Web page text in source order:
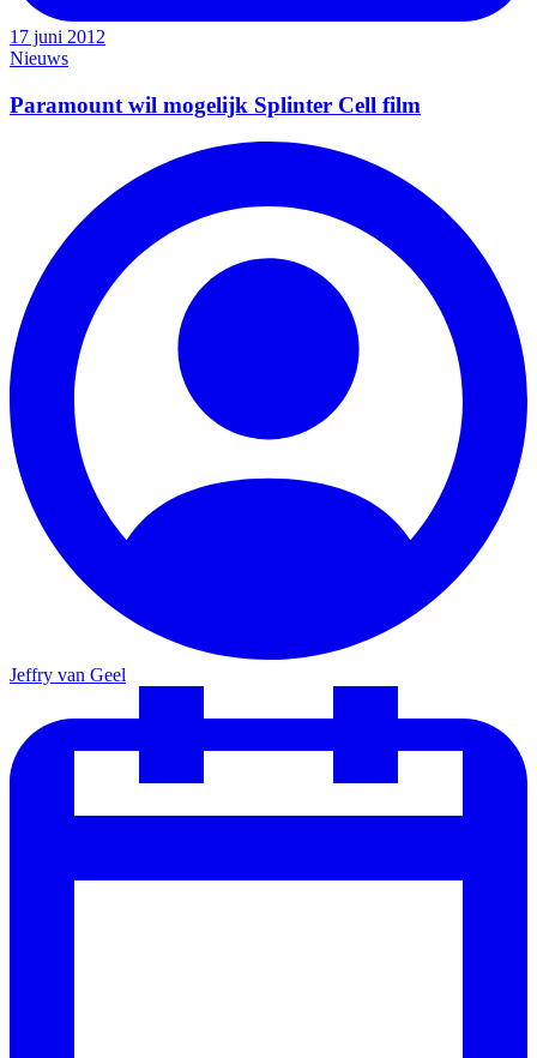
17 juni 2012
Nieuws
Paramount wil mogelijk Splinter Cell film
Jeffry van Geel